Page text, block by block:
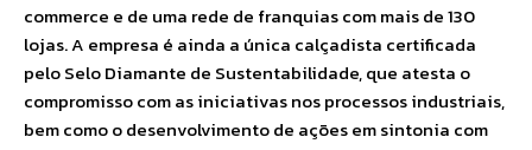
commerce e de uma rede de franquias com mais de 130
lojas. A empresa é ainda a única calçadista certificada
pelo Selo Diamante de Sustentabilidade, que atesta o
compromisso com as iniciativas nos processos industriais,
bem como o desenvolvimento de ações em sintonia com